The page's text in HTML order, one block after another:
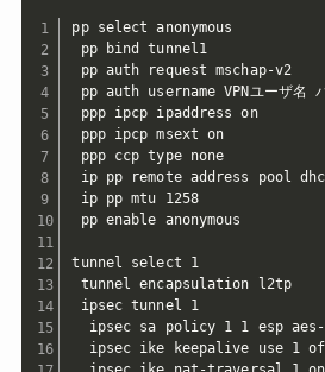
pp select anonymous
pp bind tunnel1
pp auth request mschap-v2
pp auth username VPNユーザ名
ppp ipcp ipaddress on
ppp ipcp msext on
ppp ccp type none
ip pp remote address pool
ip pp mtu 1258
pp enable anonymous
tunnel select 1
tunnel encapsulation l2tp
ipsec tunnel 1
ipsec sa policy 1 1 esp
ipsec ike keepalive use 1